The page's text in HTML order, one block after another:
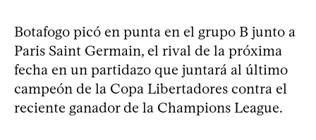
Botafogo picó en punta en el grupo B junto a
Paris Saint Germain, el rival de la próxima
fecha en un partidazo que juntará al último
campeón de la Copa Libertadores contra el
reciente ganador de la Champions League.